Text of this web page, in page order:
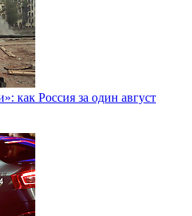
как Россия за один август